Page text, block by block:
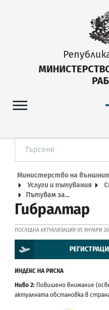
Министерство на
Услуги и пътувания
Пътувам за...
Гибралтар
ПОСЛЕДНА АКТУАЛИЗАЦИЯ 05 ЯНУАРИ
ИНДЕКС НА РИСКА
Ниво 2: Повишено внимание
актуалната обстановка в